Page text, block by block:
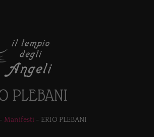
PLEBANI
- Manifesti - ERIO PLEBANI